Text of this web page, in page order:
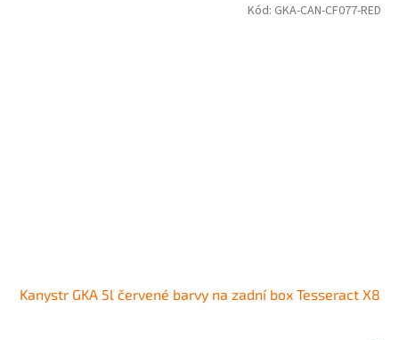
Kanystr GKA 5l červené barvy na zadní box Tesseract X8
Kód: GKA-CAN-CF077-RED